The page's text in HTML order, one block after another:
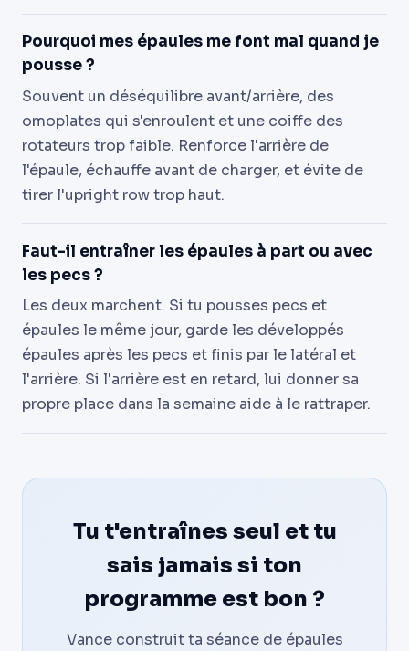
Pourquoi mes épaules me font mal quand je
pousse ?
Souvent un déséquilibre avant/arrière, des
omoplates qui s'enroulent et une coiffe des
rotateurs trop faible. Renforce l'arrière de
l'épaule, échauffe avant de charger, et évite de
tirer l'upright row trop haut.
Faut-il entraîner les épaules à part ou avec
les pecs ?
Les deux marchent. Si tu pousses pecs et
épaules le même jour, garde les développés
épaules après les pecs et finis par le latéral et
l'arrière. Si l'arrière est en retard, lui donner sa
propre place dans la semaine aide à le rattraper.
Tu t'entraînes seul et tu
sais jamais si ton
programme est bon ?
Vance construit ta séance de épaules